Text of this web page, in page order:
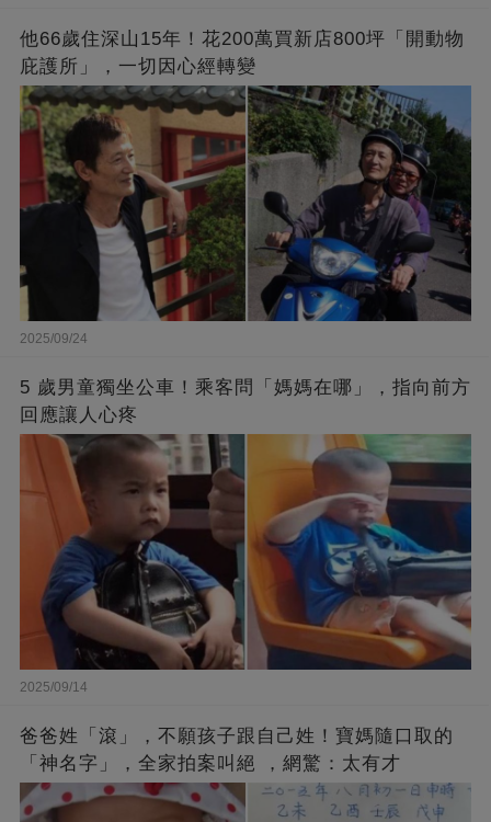
他66歲住深山15年！花200萬買新店800坪「開動物
庇護所」，一切因心經轉變
2025/09/24
5 歲男童獨坐公車！乘客問「媽媽在哪」，指向前方
回應讓人心疼
2025/09/14
爸爸姓「滾」，不願孩子跟自己姓！寶媽隨口取的
「神名字」，全家拍案叫絕 ，網驚：太有才